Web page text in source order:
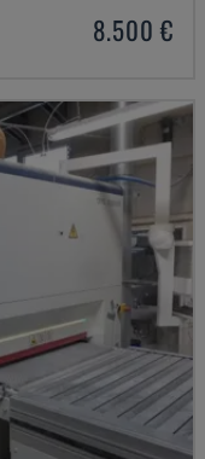
8.500 €